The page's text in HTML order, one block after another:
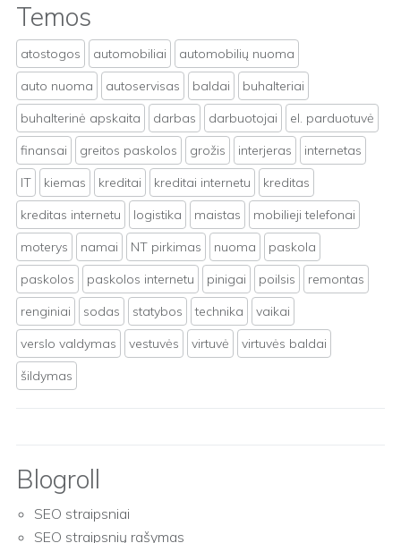
Temos
atostogos automobiliai
automobilių nuoma
auto nuoma
autoservisas baldai
buhalteriai
buhalterinė apskaita
darbas darbuotojai
el. parduotuvė
finansai
greitos paskolos grožis interjeras
internetas
IT
kiemas kreditai kreditai internetu
kreditas
kreditas internetu
logistika maistas
mobilieji telefonai
moterys
namai NT pirkimas nuoma
paskola
paskolos
paskolos internetu pinigai poilsis
remontas
renginiai
sodas statybos technika
vaikai
verslo valdymas
vestuvės virtuvė
virtuvės baldai
šildymas
Blogroll
SEO straipsniai
SEO straipsnių rašymas